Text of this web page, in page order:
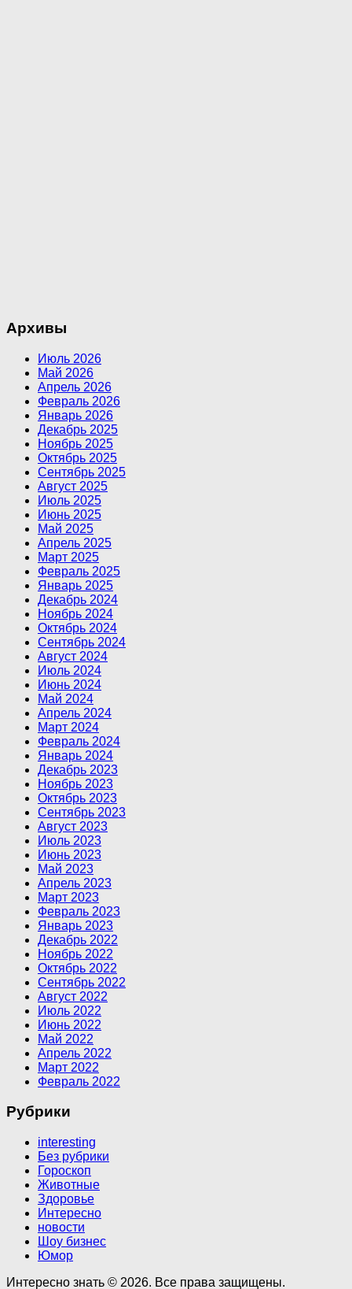
Архивы
Июль 2026
Май 2026
Апрель 2026
Февраль 2026
Январь 2026
Декабрь 2025
Ноябрь 2025
Октябрь 2025
Сентябрь 2025
Август 2025
Июль 2025
Июнь 2025
Май 2025
Апрель 2025
Март 2025
Февраль 2025
Январь 2025
Декабрь 2024
Ноябрь 2024
Октябрь 2024
Сентябрь 2024
Август 2024
Июль 2024
Июнь 2024
Май 2024
Апрель 2024
Март 2024
Февраль 2024
Январь 2024
Декабрь 2023
Ноябрь 2023
Октябрь 2023
Сентябрь 2023
Август 2023
Июль 2023
Июнь 2023
Май 2023
Апрель 2023
Март 2023
Февраль 2023
Январь 2023
Декабрь 2022
Ноябрь 2022
Октябрь 2022
Сентябрь 2022
Август 2022
Июль 2022
Июнь 2022
Май 2022
Апрель 2022
Март 2022
Февраль 2022
Рубрики
interesting
Без рубрики
Гороскоп
Животные
Здоровье
Интересно
новости
Шоу бизнес
Юмор
Интересно знать © 2026. Все права защищены.